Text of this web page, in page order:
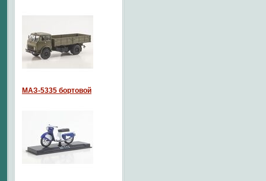
МАЗ-5335 бортовой